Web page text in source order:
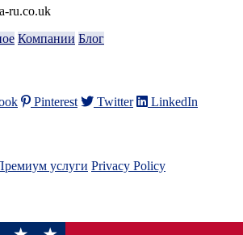
ru.co.uk
Компании Блог
Pinterest Twitter LinkedIn
услуги Privacy Policy